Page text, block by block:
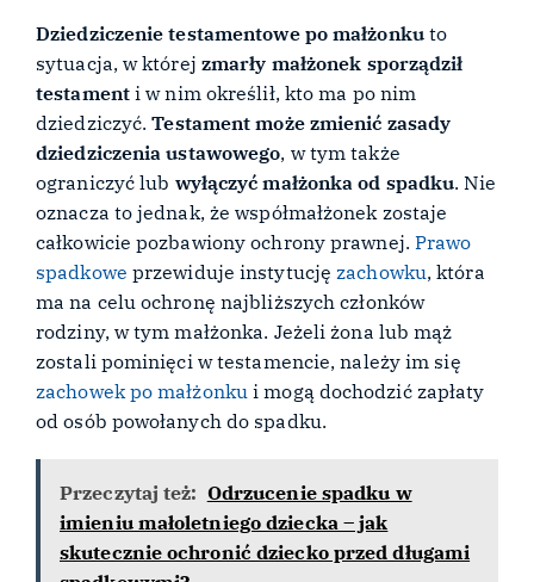
Dziedziczenie testamentowe po małżonkuto
sytuacja, w której zmarły małżonek sporządził
testamenti w nim określił, kto ma po nim
dziedziczyć.Testament może zmienić zasady
dziedziczenia ustawowego, w tym także
ograniczyć lub wyłączyć małżonka od spadku. Nie
oznacza to jednak, że współmałżonek zostaje
całkowicie pozbawiony ochrony prawnej. Prawo
spadkowe przewiduje instytucję zachowku, która
ma na celu ochronę najbliższych członków
rodziny, w tym małżonka. Jeżeli żona lub mąż
zostali pominięci w testamencie, należy im się
zachowek po małżonku i mogą dochodzić zapłaty
od osób powołanych do spadku.
Przeczytaj też: Odrzucenie spadku w
imieniu małoletniego dziecka – jak
skutecznie ochronić dziecko przed długami